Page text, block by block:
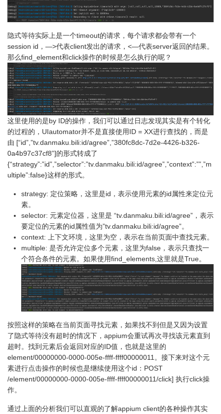
隐式等待实际上是一个timeout的请求，每个请求都会带有一个
session id，—>代表client发出的请求，<—代表server返回的结果。
那么find_element和click操作的时候是怎么执行的呢？
这里使用的是by ID的操作，我们可以通过日志发现其实是有个转化
的过程的，UIautomator并不是直接使用ID = XX进行查找的，而是
由 [“id”,”tv.danmaku.bili:id/agree”,”380fc8dc-7d2e-4426-b326-
0a4b97c37cf8”]的形式转成了
{“strategy”:”id”,”selector”:”tv.danmaku.bili:id/agree”,”context”:””,”m
ultiple”:false}这样的形式。
strategy: 定位策略，这里是id，表示使用元素的id属性来定位元
素。
selector: 元素定位器，这里是 “tv.danmaku.bili:id/agree”，表示
要定位的元素的id属性值为”tv.danmaku.bili:id/agree”。
context: 上下文环境，这里为空，表示在当前页面中查找元素。
multiple: 是否允许定位多个元素，这里为false，表示只查找一
个符合条件的元素。如果使用find_elements,这里就是True。
按照这样的策略在当前页面寻找元素，如果找不到但是又因为设置
了隐式等待没有超时的情况下，appium会重试再次寻找该元素直到
超时。找到元素后会返回对应的ID值，也就是这里的
element/00000000-0000-005e-ffff-ffff00000011。接下来对这个元
素进行点击操作的时候也是继续使用这个id：POST
/element/00000000-0000-005e-ffff-ffff00000011/click] 执行click操
作。
通过上面的分析我们可以直观的了解appium client的各种操作其实